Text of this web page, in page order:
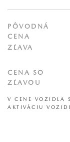
PÔVODNÁ
CENA
ZĽAVA
CENA SO
ZĽAVOU
V CENE VOZIDLA
AKTIVÁCIU